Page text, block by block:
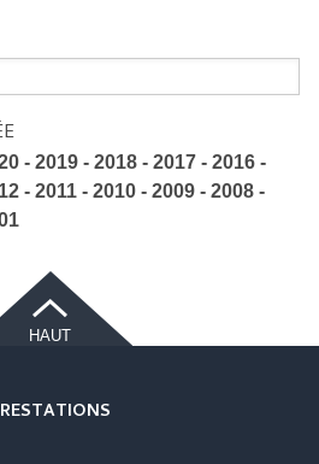
2019 2018 2017
2016
2011 2010 2009
2008
HAUT